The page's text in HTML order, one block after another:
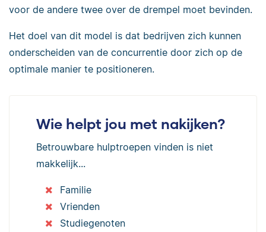
voor de andere twee over de drempel moet bevinden.
Het doel van dit model is dat bedrijven zich kunnen
onderscheiden van de concurrentie door zich op de
optimale manier te positioneren.
Wie helpt jou met nakijken?
Betrouwbare hulptroepen vinden is niet
makkelijk...
Familie
Vrienden
Studiegenoten